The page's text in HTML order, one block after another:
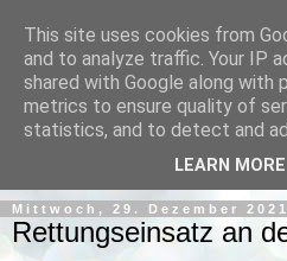
Mittwoch, 29. Dezember 2021
Rettungseinsatz an
This site uses cookies from
and to analyze traffic. Your IP
shared with Google along with
metrics to ensure quality of
statistics, and to detect and
LEARN MORE